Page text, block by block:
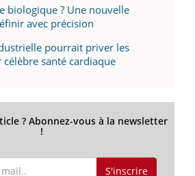
biologique ? Une nouvelle
avec précision
pourrait priver les
célèbre santé cardiaque
? Abonnez-vous à la newsletter
!
S'inscrire